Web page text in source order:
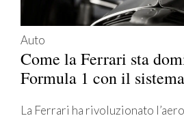
Auto
Come la Ferrari sta
Formula 1 con il
La Ferrari ha rivoluzionato